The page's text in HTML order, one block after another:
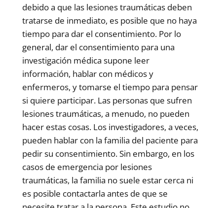
debido a que las lesiones traumáticas deben
tratarse de inmediato, es posible que no haya
tiempo para dar el consentimiento. Por lo
general, dar el consentimiento para una
investigación médica supone leer
información, hablar con médicos y
enfermeros, y tomarse el tiempo para pensar
si quiere participar. Las personas que sufren
lesiones traumáticas, a menudo, no pueden
hacer estas cosas. Los investigadores, a veces,
pueden hablar con la familia del paciente para
pedir su consentimiento. Sin embargo, en los
casos de emergencia por lesiones
traumáticas, la familia no suele estar cerca ni
es posible contactarla antes de que se